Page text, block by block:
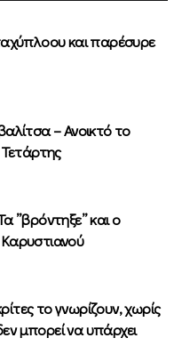
και παρέσυρε
– Ανοικτό το
”βρόντηξε” και ο
το γνωρίζουν, χωρίς
μπορεί να υπάρχει